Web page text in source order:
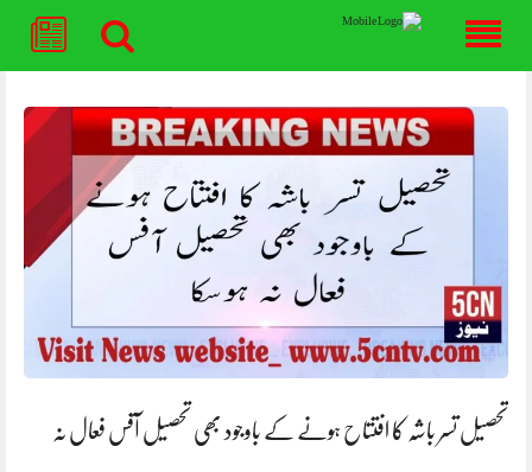
تحصیل تسر باشہ کا افتتاح ہونے کے باوجود بھی تحصیل آفس فعال نہ